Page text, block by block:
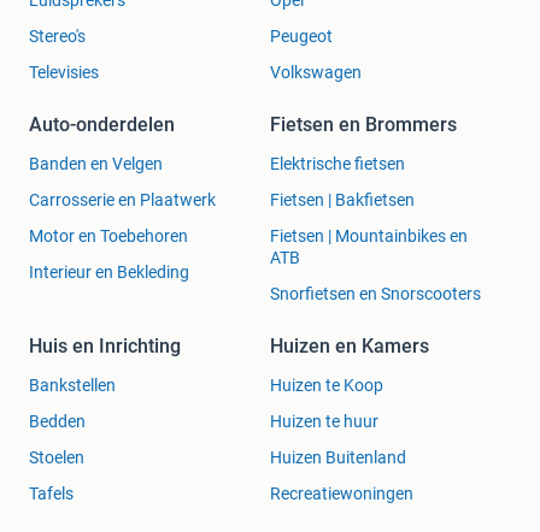
Stereo's
Televisies
Peugeot
Volkswagen
Auto-onderdelen
Banden en Velgen
Carrosserie en Plaatwerk
Motor en Toebehoren
Interieur en Bekleding
Fietsen en Brommers
Elektrische fietsen
Fietsen | Bakfietsen
Fietsen | Mountainbikes en
ATB
Snorfietsen en Snorscooters
Huis en Inrichting
Bankstellen
Bedden
Stoelen
Tafels
Huizen en Kamers
Huizen te Koop
Huizen te huur
Huizen Buitenland
Recreatiewoningen